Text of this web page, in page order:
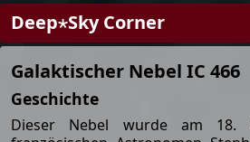
Deep⋆Sky Corner
Galaktischer Nebel IC 466
Geschichte
Dieser Nebel wurde am 18.